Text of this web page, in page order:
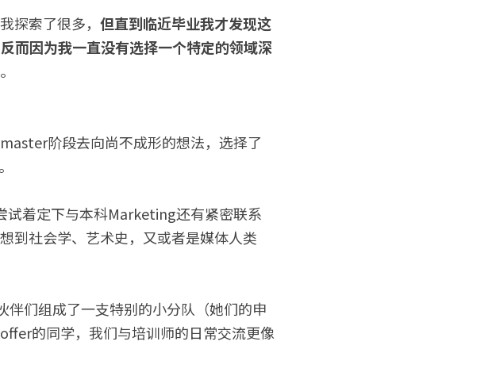
探索了很多， 但直到临近毕业我才发现这
因为我一直没有选择一个特定的领域深
阶段去向尚不成形的想法，选择了
试着定下与本科Marketing还有紧密联系
到社会学、艺术史，又或者是媒体人类
们组成了一支特别的小分队（她们的申
的同学，我们与培训师的日常交流更像